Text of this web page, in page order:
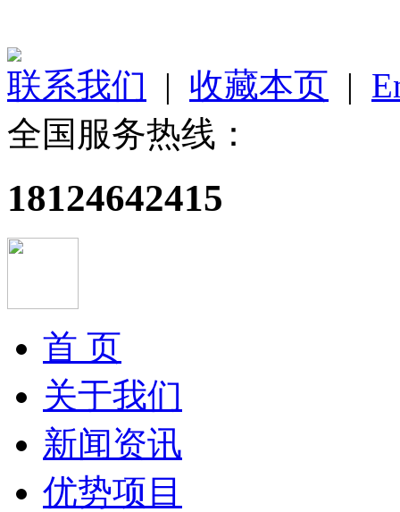
联系我们 | 收藏本页 |
全国服务热线：
18124642415
首 页
关于我们
新闻资讯
优势项目